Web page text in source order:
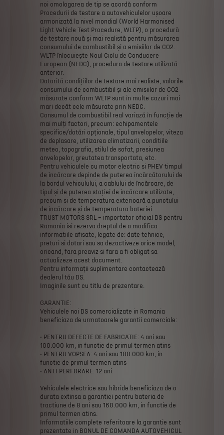
noi omologarea de tip se acordă conform
Procedurii de testare a autovehiculelor ușoare
armonizată la nivel mondial (World Harmonised
Light Vehicle Test Procedure, WLTP), o procedură
de testare nouă și mai realistă pentru măsurarea
consumului de combustibil și a emisiilor de CO2.
WLTP înlocuiește Noul Ciclu de Conducere
European (NEDC), procedura de testare utilizată
anterior.
Datorită condițiilor de testare mai realiste, valorile
consumului de combustibil și ale emisiilor de CO2
măsurate conform WLTP sunt în multe cazuri mai
mari decât cele măsurate prin NEDC.
Consumul de combustibil real variază în funcție de
mai mulți factori, precum: echipamentele
specifice/dotări opționale, tipul anvelopelor, viteza
de deplasare, utilizarea climatizarii, conditiile
meteo, topografia, stilul de sofat, presiunea
anvelopelor, greutatea transportata, etc.
Pentru vehiculele cu motor electric si PHEV timpul
de încărcare depinde de puterea încărcătorului de
la bordul vehiculului, a cablului de încărcare, de
tipul și de puterea stației de încărcare utilizate,
precum si de temperatura exterioară a punctului
de încărcare și de temperatura bateriei.
TRUST MOTORS SRL – importator oficial DS pentru
Romania isi rezerva dreptul de a modifica
informatiile afisate, legate de: date tehnice,
preturi si dotari sau sa dezactiveze orice model,
oricand, fara preaviz si fara a fi obligat sa
actualizeze acest document.
Pentru informații suplimentare contactează
dealerul tău DS.
Imaginile sunt cu titlu de prezentare.
GARANTIE:
Vehiculele noi DS comercializate in Romania
beneficiaza de urmatoarele garantii comerciale:
• PENTRU DEFECTE DE FABRICATIE: 4 ani sau
100.000 km, in functie de primul termen atins
• PENTRU VOPSEA: 4 ani sau 100.000 km, in
functie de primul termen atins
• ANTI-PERFORARE: 12 ani.
Vehiculele electrice sau hibride beneficiaza de o
durata extinsa a garantiei pentru bateria de
tractiune de 8 ani sau 160.000 km, in functie de
primul termen atins.
Informatiile complete referitoare la garantie sunt
prezentate in BONUL DE COMANDA AUTOVEHICUL